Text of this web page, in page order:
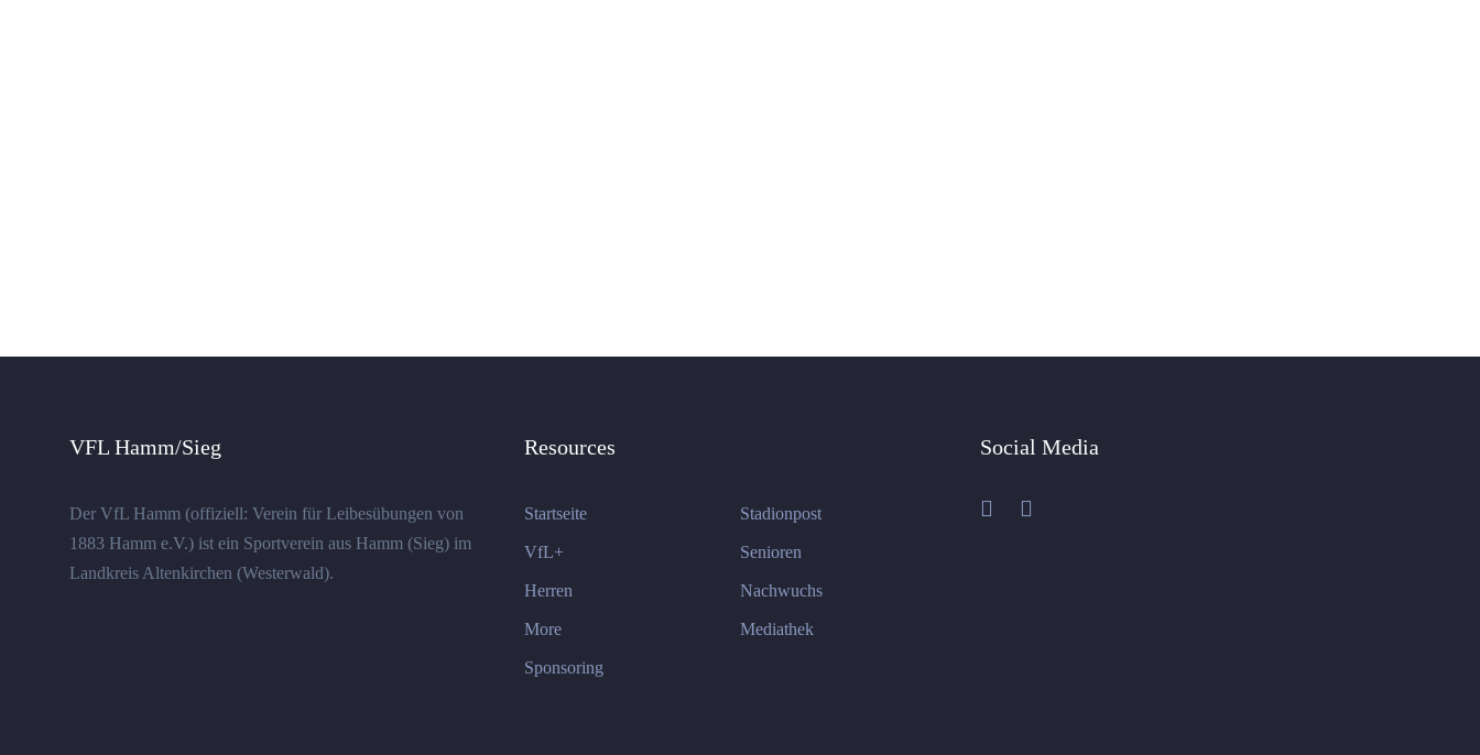
VFL Hamm/Sieg
Der VfL Hamm (offiziell: Verein für Leibesübungen von
1883 Hamm e.V.) ist ein Sportverein aus Hamm (Sieg) im
Landkreis Altenkirchen (Westerwald).
Resources
Startseite Stadionpost
VfL+ Senioren
Herren Nachwuchs
More Mediathek
Sponsoring
Social Media